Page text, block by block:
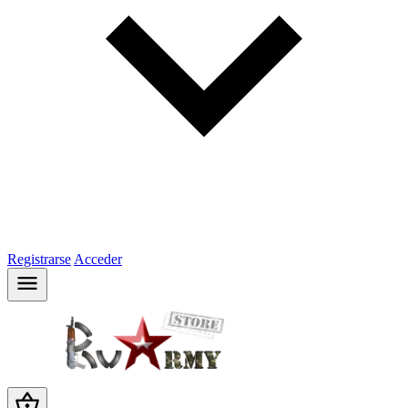
Registrarse Acceder